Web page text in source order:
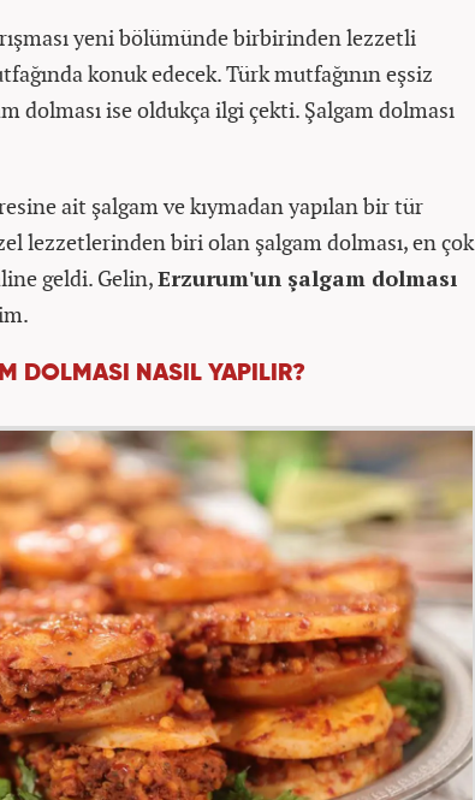
yeni bölümünde birbirinden lezzetli
konuk edecek. Türk mutfağının eşsiz
dolması ise oldukça ilgi çekti. Şalgam dolması
ait şalgam ve kıymadan yapılan bir tür
lezzetlerinden biri olan şalgam dolması, en çok
geldi. Gelin,Erzurum'un şalgam dolması
DOLMASI NASIL YAPILIR?